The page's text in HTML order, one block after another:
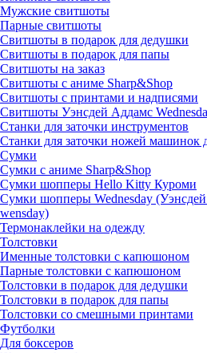
Мужские свитшоты
Парные свитшоты
Свитшоты в подарок для дедушки
Свитшоты в подарок для папы
Свитшоты на заказ
Свитшоты с аниме Sharp&Shop
Свитшоты с принтами и надписями
Свитшоты Уэнсдей Аддамс
Станки для заточки инструментов
Станки для заточки ножей машинок
Сумки
Сумки с аниме Sharp&Shop
Сумки шопперы Hello Kitty Куроми
Сумки шопперы Wednesday
wensday)
Термонаклейки на одежду
Толстовки
Именные толстовки с капюшоном
Парные толстовки с капюшоном
Толстовки в подарок для дедушки
Толстовки в подарок для папы
Толстовки со смешными принтами
Футболки
Для боксеров